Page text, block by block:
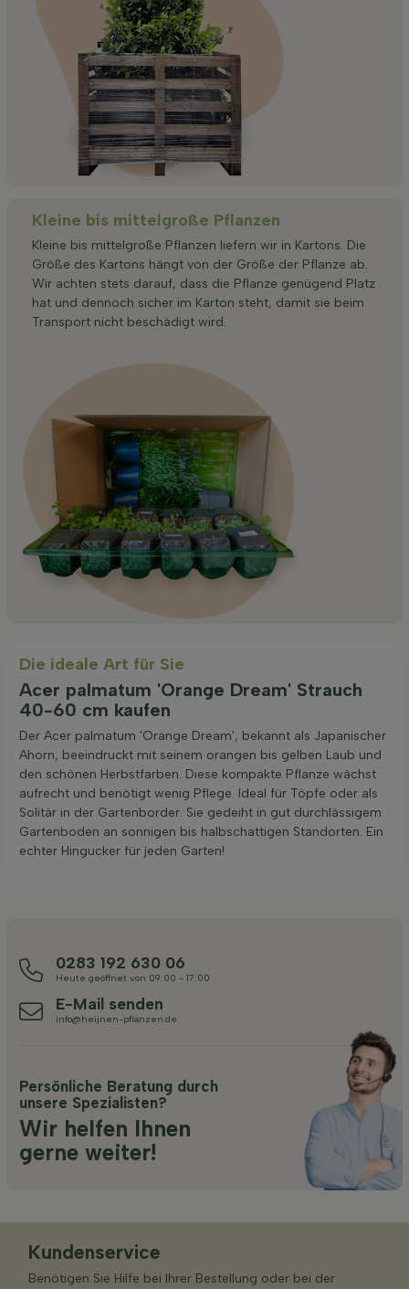
Kleine bis mittelgroße Pflanzen
Kleine bis mittelgroße Pflanzen liefern wir in Kartons. Die
Größe des Kartons hängt von der Größe der Pflanze ab.
Wir achten stets darauf, dass die Pflanze genügend Platz
hat und dennoch sicher im Karton steht, damit sie beim
Transport nicht beschädigt wird.
Die ideale Art für Sie
Acer palmatum 'Orange Dream' Strauch
40-60 cm kaufen
Der Acer palmatum 'Orange Dream', bekannt als Japanischer
Ahorn, beeindruckt mit seinem orangen bis gelben Laub und
den schönen Herbstfarben. Diese kompakte Pflanze wächst
aufrecht und benötigt wenig Pflege. Ideal für Töpfe oder als
Solitär in der Gartenborder. Sie gedeiht in gut durchlässigem
Gartenboden an sonnigen bis halbschattigen Standorten. Ein
echter Hingucker für jeden Garten!
0283 192 630 06
Heute geöffnet von 09:00 - 17:00
E-Mail senden
info@heijnen-pflanzen.de
Persönliche Beratung durch
unsere Spezialisten?
Wir helfen Ihnen
gerne weiter!
Kundenservice
Benötigen Sie Hilfe bei Ihrer Bestellung oder bei der